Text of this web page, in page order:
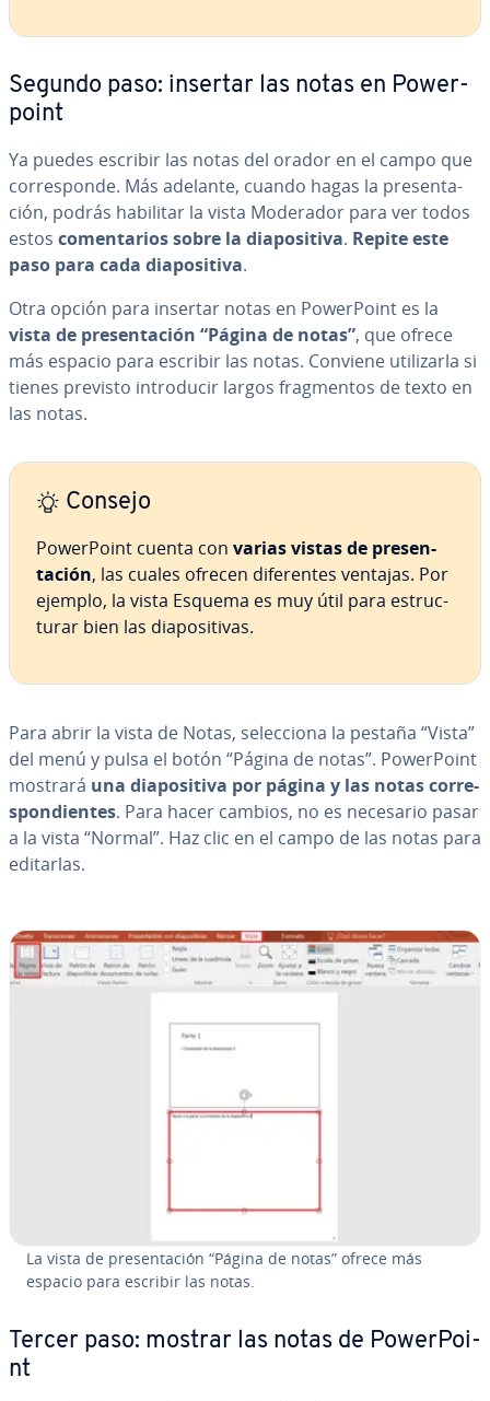
Segundo paso: insertar las notas en Po­we­r­
poi­nt
Ya puedes escribir las notas del orador en el campo que
co­rre­s­po­n­de. Más adelante, cuando hagas la pre­se­n­ta­
ción, podrás habilitar la vista Moderador para ver todos
estos co­me­n­ta­rios sobre la dia­po­si­ti­va. Repite este
paso para cada dia­po­si­ti­va.
Otra opción para insertar notas en Po­we­r­Poi­nt es la
vista de pre­se­n­ta­ción “Página de notas”, que ofrece
más espacio para escribir las notas. Conviene uti­li­zar­la si
tienes previsto in­tro­du­cir largos fra­g­me­n­tos de texto en
las notas.
Consejo
Po­we­r­Poi­nt cuenta con varias vistas de pre­se­n­
ta­ción, las cuales ofrecen di­fe­re­n­tes ventajas. Por
ejemplo, la vista Esquema es muy útil para es­tru­c­
tu­rar bien las dia­po­si­ti­vas.
Para abrir la vista de Notas, se­le­c­cio­na la pestaña “Vista”
del menú y pulsa el botón “Página de notas”. Po­we­r­Poi­nt
mostrará una dia­po­si­ti­va por página y las notas co­rre­
s­po­n­die­n­tes. Para hacer cambios, no es necesario pasar
a la vista “Normal”. Haz clic en el campo de las notas para
editarlas.
La vista de pre­se­n­ta­ción “Página de notas” ofrece más
espacio para escribir las notas.
Tercer paso: mostrar las notas de Po­we­r­Poi­
nt